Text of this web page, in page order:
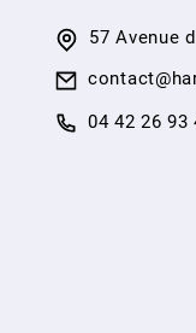
57 Avenue
04 42 26 93